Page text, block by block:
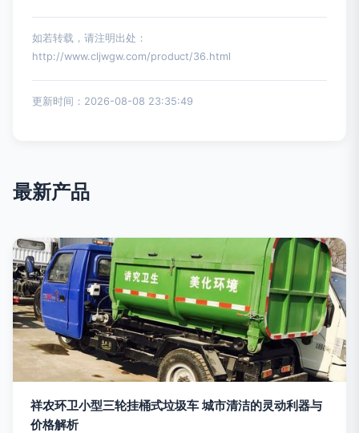
如若转载，请注明出处：
http://www.cljwgw.com/product/36.html
更新时间：2026-08-08 23:35:49
最新产品
祥农环卫小型三轮挂桶式垃圾车 城市清洁的灵动利器与
价格解析